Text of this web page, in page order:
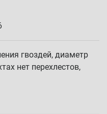
гвоздей, диаметр
нет перехлестов,